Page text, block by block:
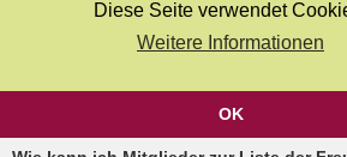
Diese Seite verwendet
Weitere Informationen
OK
den du verwendest, können Beiträge deiner
hervorgehoben sein. Wenn du einen